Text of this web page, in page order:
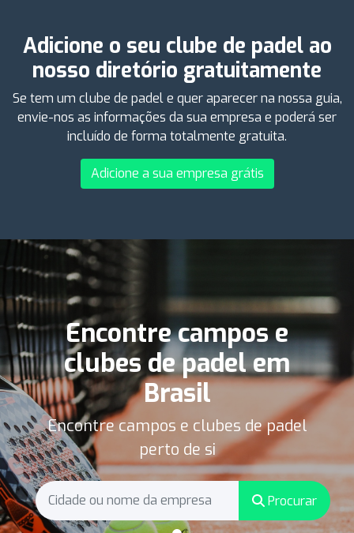
Adicione o seu clube de padel ao
nosso diretório gratuitamente
Se tem um clube de padel e quer aparecer na nossa guia,
envie-nos as informações da sua empresa e poderá ser
incluído de forma totalmente gratuita.
Adicione a sua empresa grátis
Encontre campos e
clubes de padel em
Brasil
Encontre campos e clubes de padel
perto de si
Procurar